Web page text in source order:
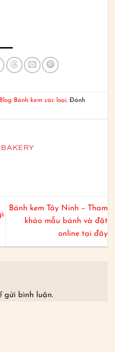
Blog Bánh kem các loại. Đánh
Bánh kem Tây Ninh – Tham
khảo mẫu bánh và đặt
online tại đây
gửi bình luận.